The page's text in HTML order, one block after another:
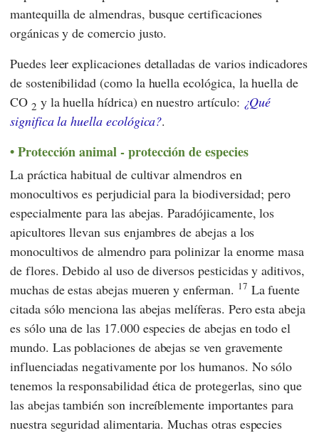
mantequilla de almendras, busque certificaciones
orgánicas y de comercio justo.
Puedes leer explicaciones detalladas de varios indicadores
de sostenibilidad (como la huella ecológica, la huella de
CO 2 y la huella hídrica) en nuestro artículo: ¿Qué
significa la huella ecológica?.
Protección animal - protección de especies
La práctica habitual de cultivar almendros en
monocultivos es perjudicial para la biodiversidad; pero
especialmente para las abejas. Paradójicamente, los
apicultores llevan sus enjambres de abejas a los
monocultivos de almendro para polinizar la enorme masa
de flores. Debido al uso de diversos pesticidas y aditivos,
muchas de estas abejas mueren y enferman. 17 La fuente
citada sólo menciona las abejas melíferas. Pero esta abeja
es sólo una de las 17.000 especies de abejas en todo el
mundo. Las poblaciones de abejas se ven gravemente
influenciadas negativamente por los humanos. No sólo
tenemos la responsabilidad ética de protegerlas, sino que
las abejas también son increíblemente importantes para
nuestra seguridad alimentaria. Muchas otras especies